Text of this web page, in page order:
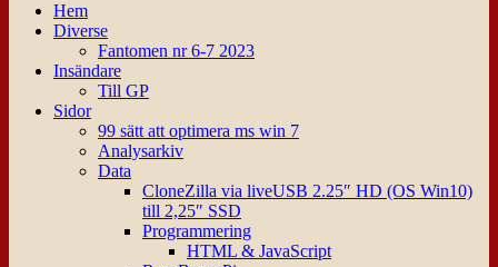
Hem
Diverse
Fantomen nr 6-7 2023
Insändare
Till GP
Sidor
99 sätt att optimera ms win 7
Analysarkiv
Data
CloneZilla via liveUSB 2.25″ HD (OS Win10)
till 2,25″ SSD
Programmering
HTML & JavaScript